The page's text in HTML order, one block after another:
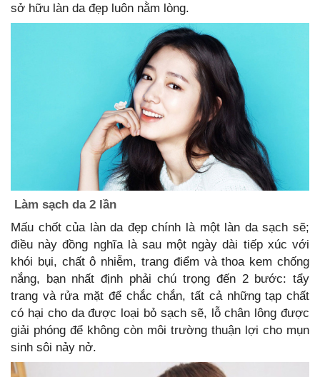
sở hữu làn da đẹp luôn nằm lòng.
Làm sạch da 2 lần
Mấu chốt của làn da đẹp chính là một làn da sạch sẽ;
điều này đồng nghĩa là sau một ngày dài tiếp xúc với
khói bụi, chất ô nhiễm, trang điểm và thoa kem chống
nắng, bạn nhất định phải chú trọng đến 2 bước: tẩy
trang và rửa mặt để chắc chắn, tất cả những tạp chất
có hại cho da được loại bỏ sạch sẽ, lỗ chân lông được
giải phóng để không còn môi trường thuận lợi cho mụn
sinh sôi nảy nở.